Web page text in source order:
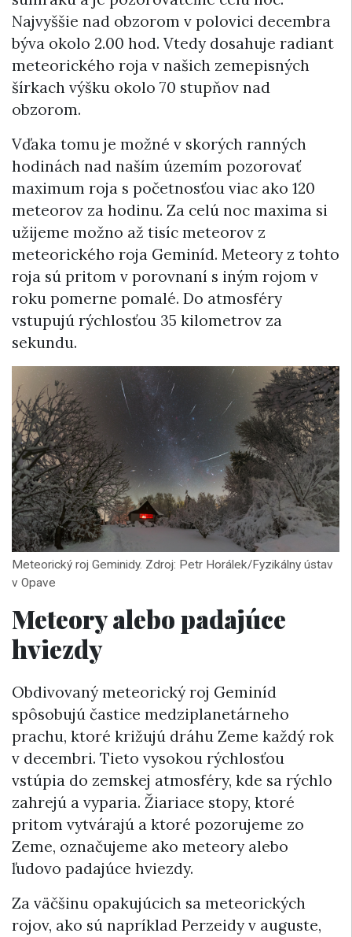
Najvyššie nad obzorom v polovici decembra
býva okolo 2.00 hod. Vtedy dosahuje radiant
meteorického roja v našich zemepisných
šírkach výšku okolo 70 stupňov nad
obzorom.
Vďaka tomu je možné v skorých ranných
hodinách nad naším územím pozorovať
maximum roja s početnosťou viac ako 120
meteorov za hodinu. Za celú noc maxima si
užijeme možno až tisíc meteorov z
meteorického roja Geminíd. Meteory z tohto
roja sú pritom v porovnaní s iným rojom v
roku pomerne pomalé. Do atmosféry
vstupujú rýchlosťou 35 kilometrov za
sekundu.
Meteorický roj Geminidy. Zdroj: Petr Horálek/Fyzikálny ústav
v Opave
Meteory alebo padajúce
hviezdy
Obdivovaný meteorický roj Geminíd
spôsobujú častice medziplanetárneho
prachu, ktoré križujú dráhu Zeme každý rok
v decembri. Tieto vysokou rýchlosťou
vstúpia do zemskej atmosféry, kde sa rýchlo
zahrejú a vyparia. Žiariace stopy, ktoré
pritom vytvárajú a ktoré pozorujeme zo
Zeme, označujeme ako meteory alebo
ľudovo padajúce hviezdy.
Za väčšinu opakujúcich sa meteorických
rojov, ako sú napríklad Perzeidy v auguste,